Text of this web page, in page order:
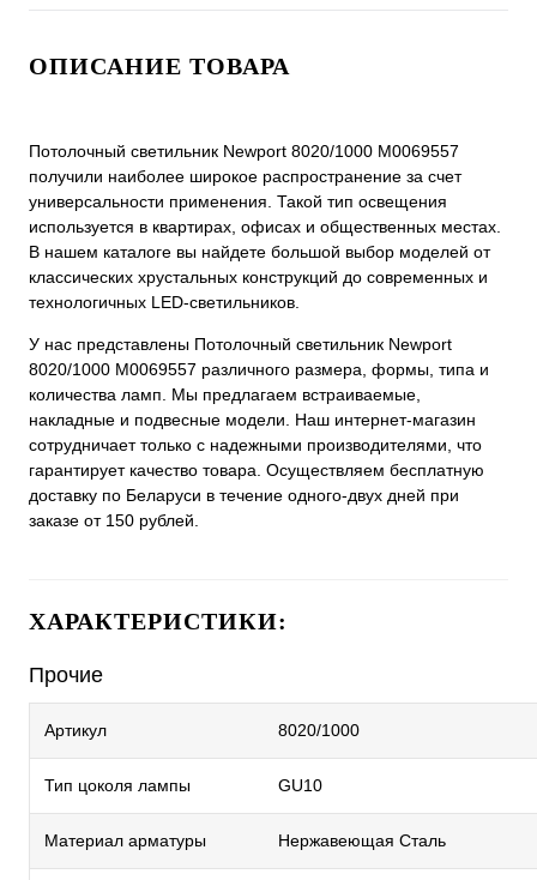
ОПИСАНИЕ ТОВАРА
Потолочный светильник Newport 8020/1000 М0069557
получили наиболее широкое распространение за счет
универсальности применения. Такой тип освещения
используется в квартирах, офисах и общественных местах.
В нашем каталоге вы найдете большой выбор моделей от
классических хрустальных конструкций до современных и
технологичных LED-светильников.
У нас представлены Потолочный светильник Newport
8020/1000 М0069557 различного размера, формы, типа и
количества ламп. Мы предлагаем встраиваемые,
накладные и подвесные модели. Наш интернет-магазин
сотрудничает только с надежными производителями, что
гарантирует качество товара. Осуществляем бесплатную
доставку по Беларуси в течение одного-двух дней при
заказе от 150 рублей.
ХАРАКТЕРИСТИКИ:
Прочие
Артикул 8020/1000
Тип цоколя лампы GU10
Материал арматуры Нержавеющая Сталь